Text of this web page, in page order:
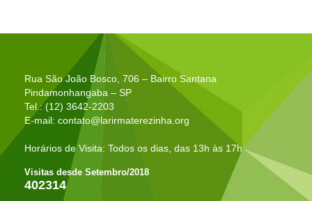
Rua São João Bosco, 706 – Bairro Santana
Pindamonhangaba – SP
Tel.: (12) 3642-2203
E-mail: contato@larirmaterezinha.org
Horários de Visita: Todos os dias, das 13h às 17h
Visitas desde Setembro/2018
402314